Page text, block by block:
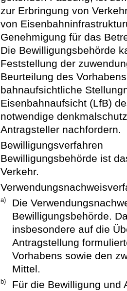
zur Erbringung von
von
Genehmigung für das
Die Bewilligungsbehörde
Feststellung der
Beurteilung des
bahnaufsichtliche
Eisenbahnaufsicht (LfB)
notwendige
Antragsteller nachfordern.
Bewilligungsverfahren
Bewilligungsbehörde ist
Verkehr.
a)
Die
Bewilligungsbehörde.
insbesondere auf die
Antragstellung
Vorhabens sowie den
Mittel.
b)
Für die Bewilligung und